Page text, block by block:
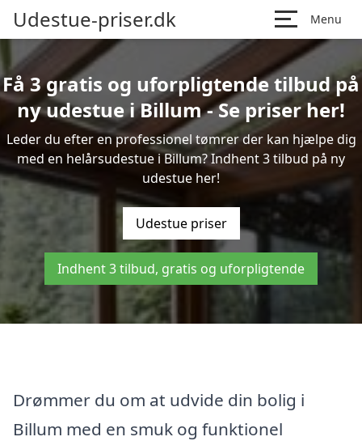
Udestue-priser.dk Menu
Få 3 gratis og uforpligtende tilbud på
ny udestue i Billum - Se priser her!
Leder du efter en professionel tømrer der kan hjælpe dig
med en helårsudestue i Billum? Indhent 3 tilbud på ny
udestue her!
Udestue priser
Indhent 3 tilbud, gratis og uforpligtende
Drømmer du om at udvide din bolig i
Billum med en smuk og funktionel